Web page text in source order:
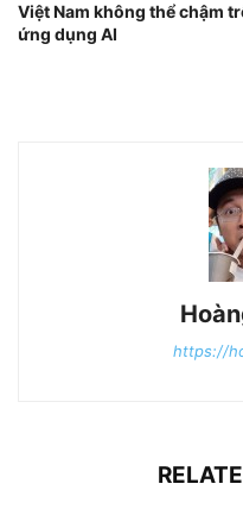
Việt Nam không thể chậm
ứng dụng AI
https://